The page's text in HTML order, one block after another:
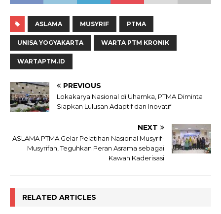
ASLAMA MUSYRIF PTMA
UNISA YOGYAKARTA WARTA PTM KRONIK
WARTAPTM.ID
PREVIOUS
Lokakarya Nasional di Uhamka, PTMA Diminta
Siapkan Lulusan Adaptif dan Inovatif
NEXT
ASLAMA PTMA Gelar Pelatihan Nasional Musyrif-
Musyrifah, Teguhkan Peran Asrama sebagai
Kawah Kaderisasi
RELATED ARTICLES